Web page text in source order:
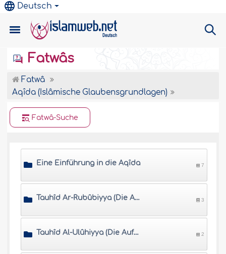
Deutsch
Fatwâs
Fatwâ
Aqîda (Islâmische Glaubensgrundlagen)
Fatwâ-Suche
Eine Einführung in die Aqîda 7
Tauhîd Ar-Rubûbiyya (Die Aufrechterhaltung der Einheit Allâhs in Seiner Herrschaft) 3
Tauhîd Al-Ulûhiyya (Die Aufrechterhaltung der Einheit Allâhs in der Anbetung) 2